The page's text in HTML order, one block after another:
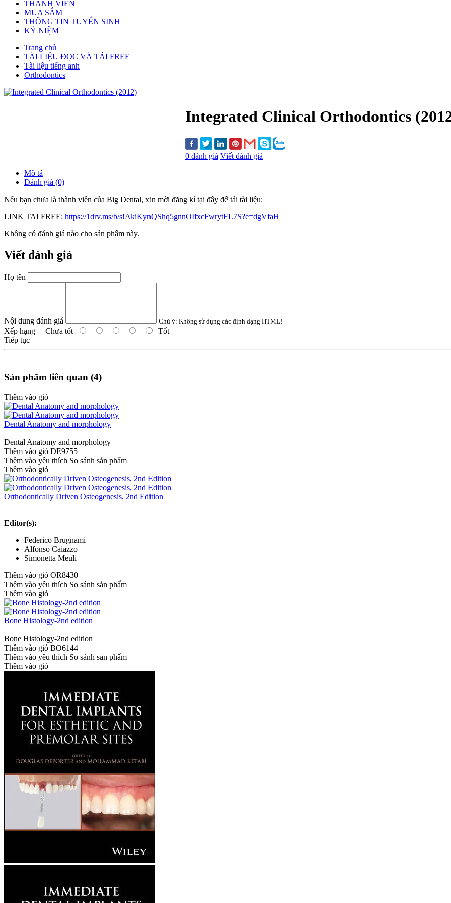
THÀNH VIÊN
MUA SẮM
THÔNG TIN TUYỂN SINH
KỶ NIỆM
Trang chủ
TÀI LIỆU ĐỌC VÀ TẢI FREE
Tài liệu tiếng anh
Orthodontics
Integrated Clinical Orthodontics
0 đánh giá Viết đánh giá
Mô tả
Đánh giá (0)
Nếu bạn chưa là thành viên của Big Dental, xin mời đăng kí tại đây để tải tài liệu:
LINK TAI FREE: https://1drv.ms/b/s!AkiKynQShq5gnnOIfxcFwrytFL7S?e=dgVfaH
Không có đánh giá nào cho sản phẩm này.
Viết đánh giá
Họ tên
Nội dung đánh giá Chú ý: Không sử dụng các định dạng HTML!
Xếp hạng Chưa tốt
Tốt
Tiếp tục
Sản phẩm liên quan (4)
Thêm vào giỏ
Dental Anatomy and morphology
Dental Anatomy and morphology
Thêm vào giỏ DE9755
Thêm vào yêu thích So sánh sản phẩm
Thêm vào giỏ
Orthodontically Driven Osteogenesis, 2nd Edition
Editor(s):
Federico Brugnami
Alfonso Caiazzo
Simonetta Meuli
Thêm vào giỏ OR8430
Thêm vào yêu thích So sánh sản phẩm
Thêm vào giỏ
Bone Histology-2nd edition
Bone Histology-2nd edition
Thêm vào giỏ BO6144
Thêm vào yêu thích So sánh sản phẩm
Thêm vào giỏ